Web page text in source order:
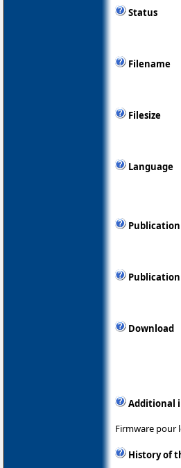
Status
Filename
Filesize
Language
Publication
Download
Additional
Firmware pour
History of